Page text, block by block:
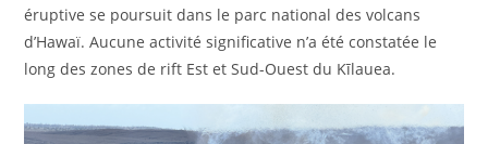
éruptive se poursuit dans le parc national des volcans
d’Hawaï. Aucune activité significative n’a été constatée le
long des zones de rift Est et Sud-Ouest du Kīlauea.